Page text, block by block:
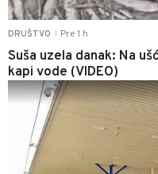
DRUŠTVO Pre 1 h
Suša uzela danak: Na
kapi vode (VIDEO)